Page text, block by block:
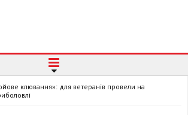
клювання»: для ветеранів провели на